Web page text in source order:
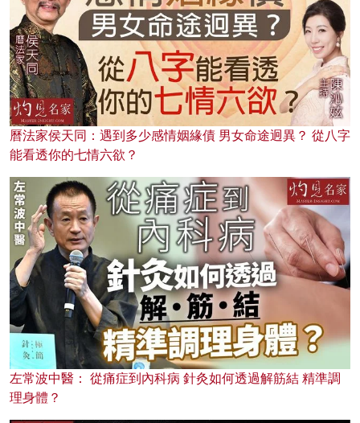
曆法家侯天同：遇到多少感情姻緣債 男女命途迥異？ 從八字
能看透你的七情六欲？
左常波中醫： 從痛症到內科病 針灸如何透過解筋結 精準調
理身體？